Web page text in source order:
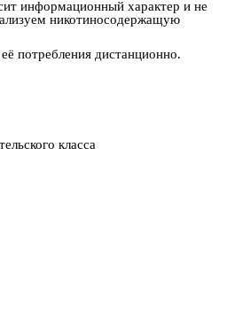
информационный характер и не
никотиносодержащую
потребления дистанционно.
класса